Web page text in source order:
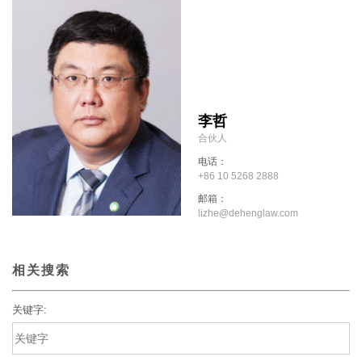
李哲
合伙人
电话：
+86 10 5268 2888
邮箱：
lizhe@dehenglaw.com
相关搜索
关键字: